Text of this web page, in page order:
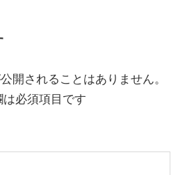
開されることはありません。
必須項目です